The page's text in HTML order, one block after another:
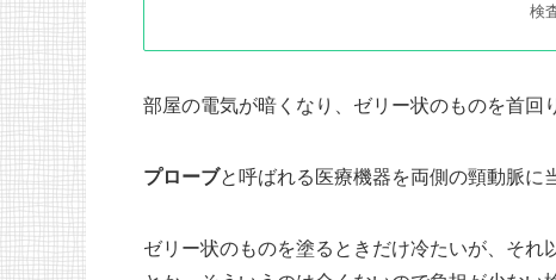
検
部屋の電気が暗くなり、ゼリー状のものを首回
プローブと呼ばれる医療機器を両側の頸動脈に
ゼリー状のものを塗るときだけ冷たいが、そ